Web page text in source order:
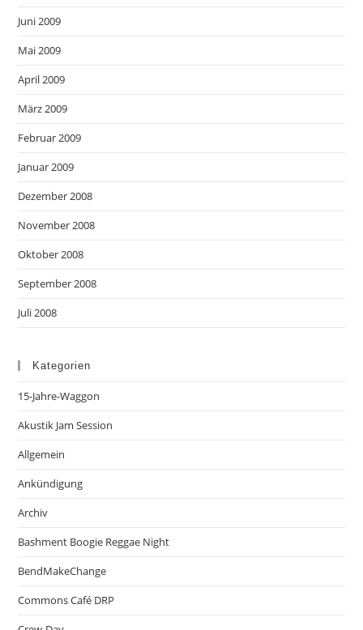
Juni 2009
Mai 2009
April 2009
März 2009
Februar 2009
Januar 2009
Dezember 2008
November 2008
Oktober 2008
September 2008
Juli 2008
Kategorien
15-Jahre-Waggon
Akustik Jam Session
Allgemein
Ankündigung
Archiv
Bashment Boogie Reggae Night
BendMakeChange
Commons Café DRP